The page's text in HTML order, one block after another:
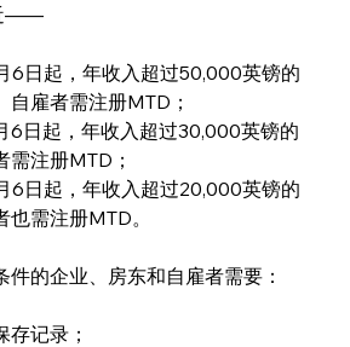
——
6日起，年收入超过50,000英镑的
自雇者需注册MTD；
6日起，年收入超过30,000英镑的
需注册MTD；
6日起，年收入超过20,000英镑的
也需注册MTD。
件的企业、房东和自雇者需要：
存记录；